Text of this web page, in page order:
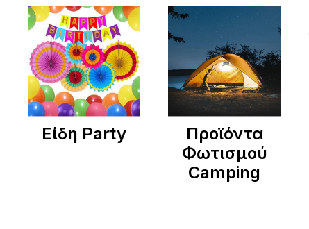
Είδη Party
Προϊόντα
Φωτισμού
Camping